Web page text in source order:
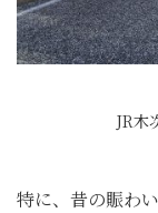
JR木
特に、昔の賑わ